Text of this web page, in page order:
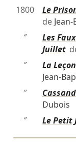
1800
Le
de
″
Les
Juillet
″
La
Jean-
″
Dubois
″
Le Petit